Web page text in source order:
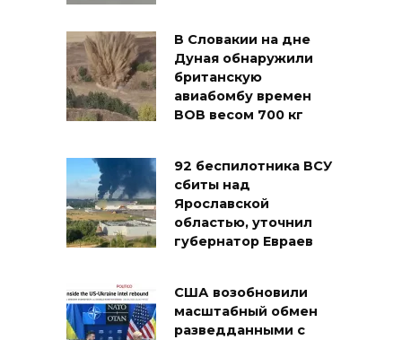
В Словакии на дне
Дуная обнаружили
британскую
авиабомбу времен
ВОВ весом 700 кг
92 беспилотника ВСУ
сбиты над
Ярославской
областью, уточнил
губернатор Евраев
США возобновили
масштабный обмен
разведданными с